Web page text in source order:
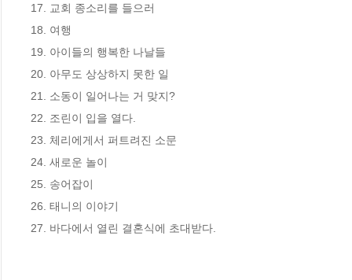
17. 교회 종소리를 들으러
18. 여행
19. 아이들의 행복한 나날들
20. 아무도 상상하지 못한 일
21. 소동이 일어나는 거 맞지?
22. 조린이 입을 열다.
23. 체리에게서 퍼트려진 소문
24. 새로운 놀이
25. 송어잡이
26. 태니의 이야기
27. 바다에서 열린 결혼식에 초대받다.